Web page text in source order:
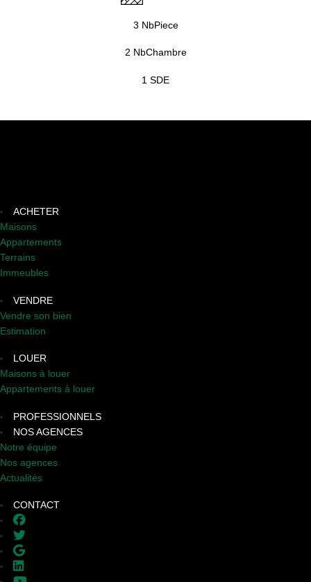
3 NbPiece
2 NbChambre
1 SDE
ACHETER
Maisons
Appartements
Terrains
Immeubles
VENDRE
Vendre son bien
Estimation
LOUER
Maisons à louer
Appartements à louer
PROFESSIONNELS
NOS AGENCES
Notre équipe
Nos agences
Actualités
CONTACT